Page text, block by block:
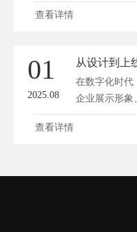
需...
查看详情
01
2025.08
在数字化时代
企业展示形象
查看详情